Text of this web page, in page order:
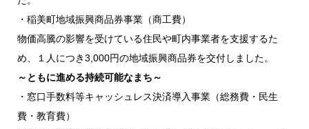
・稲美町地域振興商品券事業（商工費）
物価高騰の影響を受けている住民や町内事業者を支援するた
め、１人につき3,000円の地域振興商品券を交付しました。
～ともに進める持続可能なまち～
・窓口手数料等キャッシュレス決済導入事業（総務費・民生
費・教育費）